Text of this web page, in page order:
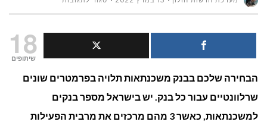
הכי
18
שיתופים
הבחירה שלכם בבנק משכנתאות תלויה בפרמטרים שונים
שרלוונטיים עבור כל בנק. יש בישראל מספר בנקים
למשכנתאות, כאשר 3 מהם מרכזים את מרבית הפעילות